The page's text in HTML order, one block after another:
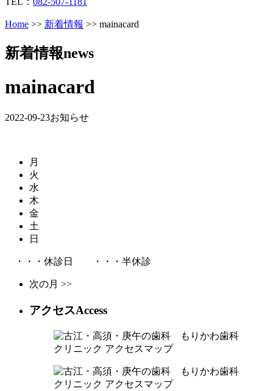
Home >> 新着情報 >> mainacard
新着情報news
mainacard
2022-09-23お知らせ
月
火
水
木
金
土
日
・・・休診日 ・・・半休診
次の月 >>
アクセスAccess